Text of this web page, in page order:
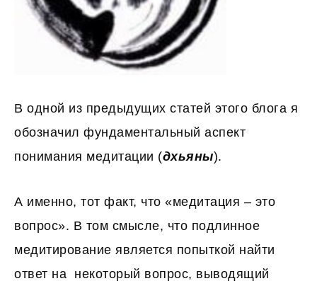
В одной из предыдущих статей этого блога я
обозначил фундаментальный аспект
понимания медитации (дхьяны).
А именно, тот факт, что «медитация – это
вопрос». В том смысле, что подлинное
медитирование является попыткой найти
ответ на некоторый вопрос, выводящий